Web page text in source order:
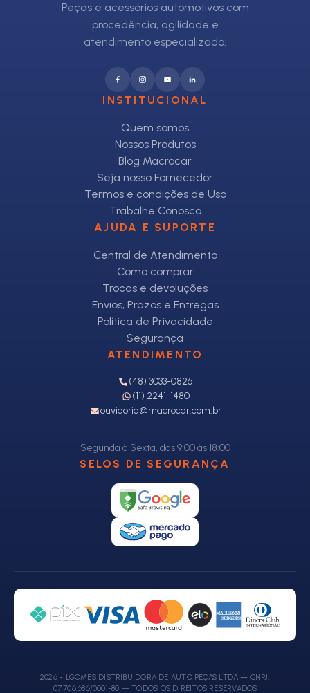
Peças e acessórios automotivos com
procedência, agilidade e
atendimento especializado.
INSTITUCIONAL
Quem somos
Nossos Produtos
Blog Macrocar
Seja nosso Fornecedor
Termos e condições de Uso
Trabalhe Conosco
AJUDA E SUPORTE
Central de Atendimento
Como comprar
Trocas e devoluções
Envios, Prazos e Entregas
Política de Privacidade
Segurança
ATENDIMENTO
(48) 3033-0826
(11) 2241-1480
ouvidoria@macrocar.com.br
Segunda à Sexta, das 9:00 às 18:00
SELOS DE SEGURANÇA
2026 - LGOMES DISTRIBUIDORA DE AUTO PEÇAS LTDA — CNPJ:
07.706.686/0001-80 — TODOS OS DIREITOS RESERVADOS